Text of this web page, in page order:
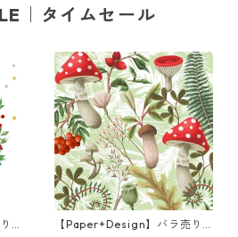
｜タイムセール
2
【Paper+Design】バラ売り2